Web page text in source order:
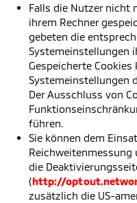
Falls die Nutzer nicht
ihrem Rechner
gebeten die
Systemeinstellungen
Gespeicherte Cookies
Systemeinstellungen
Der Ausschluss von
führen.
Sie können dem
Reichweitenmessung
die
(http://
zusätzlich die US-